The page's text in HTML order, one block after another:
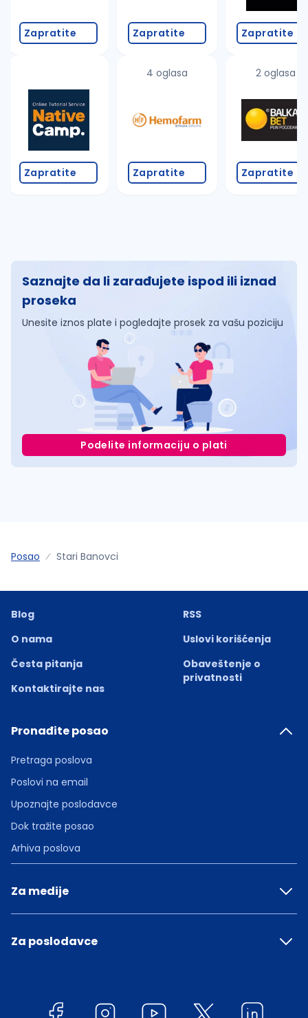
promenite odabrane filtere pretrage
Zapratite
Zapratite
Zapratite
4 oglasa
Zapratite
Zapratite
2 oglasa
Zapratite
Saznajte da li zarađujete ispod ili iznad
proseka
Unesite iznos plate i pogledajte prosek za vašu poziciju
Podelite informaciju o plati
Posao Stari Banovci
Blog
O nama
Česta pitanja
Kontaktirajte nas
RSS
Uslovi korišćenja
Obaveštenje o
privatnosti
Pronađite posao
Pretraga poslova
Poslovi na email
Upoznajte poslodavce
Dok tražite posao
Arhiva poslova
Za medije
Za poslodavce